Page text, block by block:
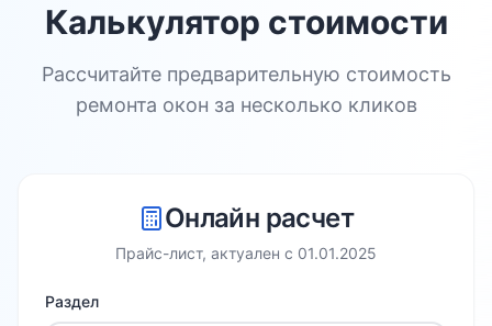
Калькулятор стоимости
Рассчитайте предварительную стоимость
ремонта окон за несколько кликов
Онлайн расчет
Прайс-лист, актуален с 01.01.2025
Раздел